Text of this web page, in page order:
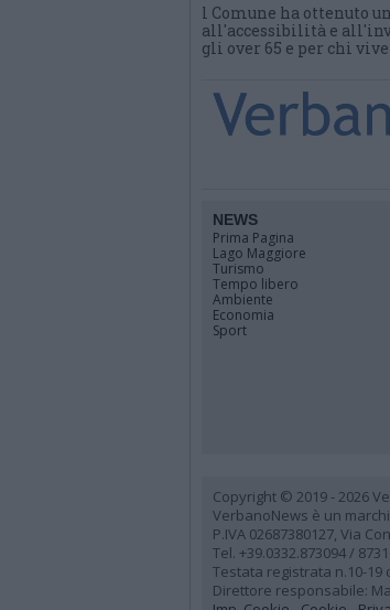
l Comune ha ottenuto
all'accessibilità e
gli over 65 e per chi
NEWS
Prima Pagina
Lago Maggiore
Turismo
Tempo libero
Ambiente
Economia
Sport
Copyright © 2019 - 2026
VerbanoNews è un
P.IVA 02687380127, Via
Tel. +39.0332.873094 /
Testata registrata n.10-
Direttore responsabile: